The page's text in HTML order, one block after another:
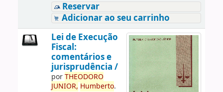
Reservar
Adicionar ao seu carrinho
Lei de Execução
Fiscal:
comentários e
jurisprudência /
porTHEODORO
JUNIOR, Humberto.